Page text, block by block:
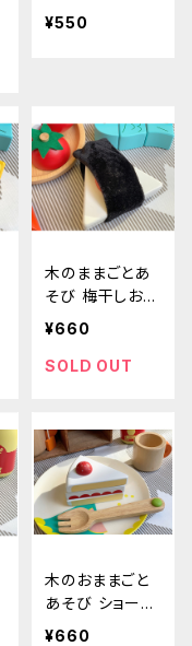
ステーキ
¥550
木のままごとあ
そび 梅干しおむ
すび
¥660
SOLD OUT
木のおままごと
あそび ショート
ケーキ
¥660